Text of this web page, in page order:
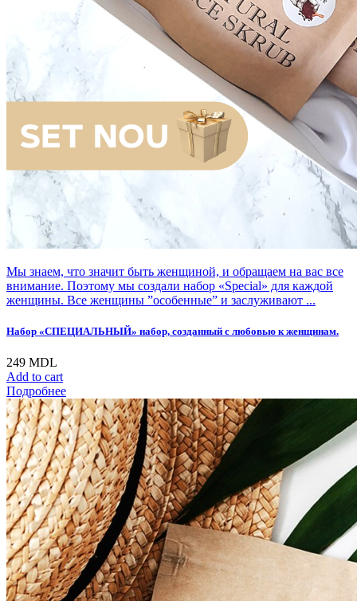
Мы знаем, что значит быть женщиной, и обращаем на вас все
внимание. Поэтому мы создали набор «Special» для каждой
женщины. Все женщины ”особенные” и заслуживают ...
Набор «СПЕЦИАЛЬНЫЙ» набор, созданный с любовью к женщинам.
249 MDL
Add to cart
Подробнее